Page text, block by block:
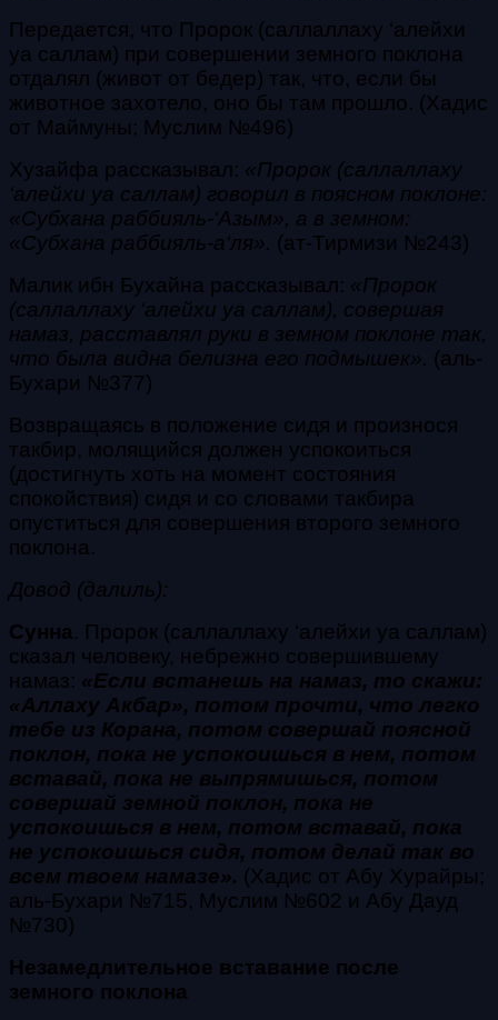
Передается, что Пророк (саллаллаху ‘алейхи
уа саллам) при совершении земного поклона
отдалял (живот от бедер) так, что, если бы
животное захотело, оно бы там прошло. (Хадис
от Маймуны; Муслим №496)
Хузайфа рассказывал: «Пророк (саллаллаху
‘алейхи уа саллам) говорил в поясном поклоне:
«Субхана раббияль-‘Азым», а в земном:
«Субхана раббияль-а‘ля». (ат-Тирмизи №243)
Малик ибн Бухайна рассказывал: «Пророк
(саллаллаху ‘алейхи уа саллам), совершая
намаз, расставлял руки в земном поклоне так,
что была видна белизна его подмышек». (аль-
Бухари №377)
Возвращаясь в положение сидя и произнося
такбир, молящийся должен успокоиться
(достигнуть хоть на момент состояния
спокойствия) сидя и со словами такбира
опуститься для совершения второго земного
поклона.
Довод (далиль):
Сунна. Пророк (саллаллаху ‘алейхи уа саллам)
сказал человеку, небрежно совершившему
намаз: «Если встанешь на намаз, то скажи:
«Аллаху Акбар», потом прочти, что легко
тебе из Корана, потом совершай поясной
поклон, пока не успокоишься в нем, потом
вставай, пока не выпрямишься, потом
совершай земной поклон, пока не
успокоишься в нем, потом вставай, пока
не успокоишься сидя, потом делай так во
всем твоем намазе». (Хадис от Абу Хурайры;
аль-Бухари №715, Муслим №602 и Абу Дауд
№730)
Незамедлительное вставание после
земного поклона